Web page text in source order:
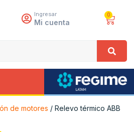
Ingresar
Mi cuenta
0
de motores / Relevo térmico ABB